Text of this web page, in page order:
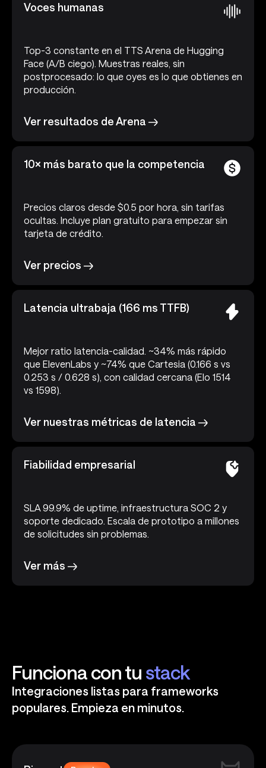
Voces humanas
Top-3 constante en el TTS Arena de Hugging
Face (A/B ciego). Muestras reales, sin
postprocesado: lo que oyes es lo que obtienes en
producción.
Ver resultados de Arena
10× más barato que la competencia
Precios claros desde $0.5 por hora, sin tarifas
ocultas. Incluye plan gratuito para empezar sin
tarjeta de crédito.
Ver precios
Latencia ultrabaja (166 ms TTFB)
Mejor ratio latencia-calidad. ~34% más rápido
que ElevenLabs y ~74% que Cartesia (0.166 s vs
0.253 s / 0.628 s), con calidad cercana (Elo 1514
vs 1598).
Ver nuestras métricas de latencia
Fiabilidad empresarial
SLA 99.9% de uptime, infraestructura SOC 2 y
soporte dedicado. Escala de prototipo a millones
de solicitudes sin problemas.
Ver más
Funciona con tu stack
Integraciones listas para frameworks
populares. Empieza en minutos.